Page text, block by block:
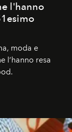
l'hanno
moda e
l’hanno resa